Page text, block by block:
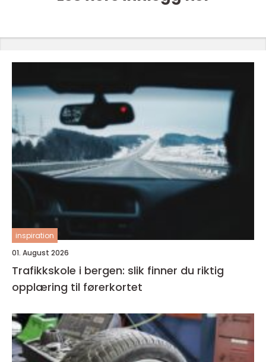
inspiration
01. August 2026
Trafikkskole i bergen: slik finner du riktig
opplæring til førerkortet